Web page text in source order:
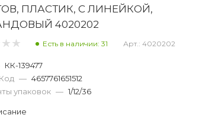
ПЛАСТИК, С ЛИНЕЙКОЙ,
4020202
Есть в наличии: 31 Арт.: 4020202
КК-139477
— 4657761651512
упаковок — 1/12/36